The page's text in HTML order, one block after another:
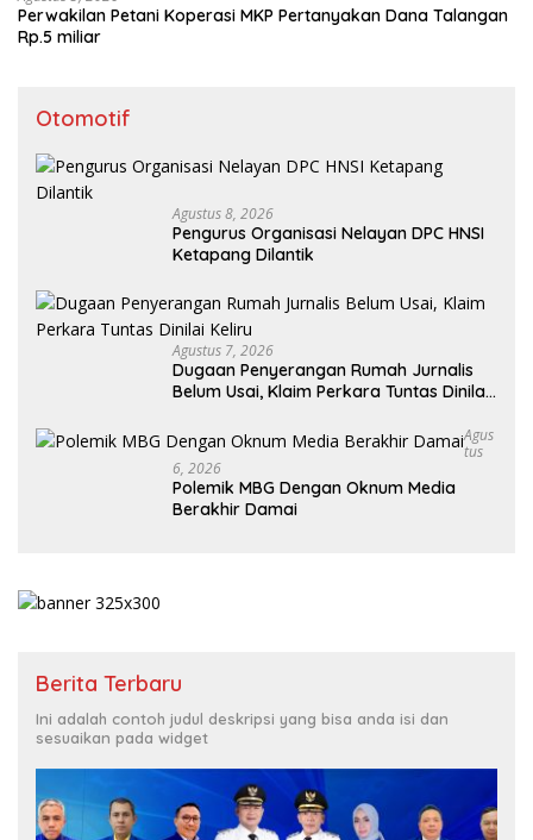
Perwakilan Petani Koperasi MKP Pertanyakan Dana Talangan
Rp.5 miliar
Otomotif
Agustus 8, 2026
Pengurus Organisasi Nelayan DPC HNSI
Ketapang Dilantik
Agustus 7, 2026
Dugaan Penyerangan Rumah Jurnalis
Belum Usai, Klaim Perkara Tuntas Dinilai
Agus
Tus
6, 2026
Polemik MBG Dengan Oknum Media
Berakhir Damai
Berita Terbaru
Ini adalah contoh judul deskripsi yang bisa anda isi dan
sesuaikan pada widget